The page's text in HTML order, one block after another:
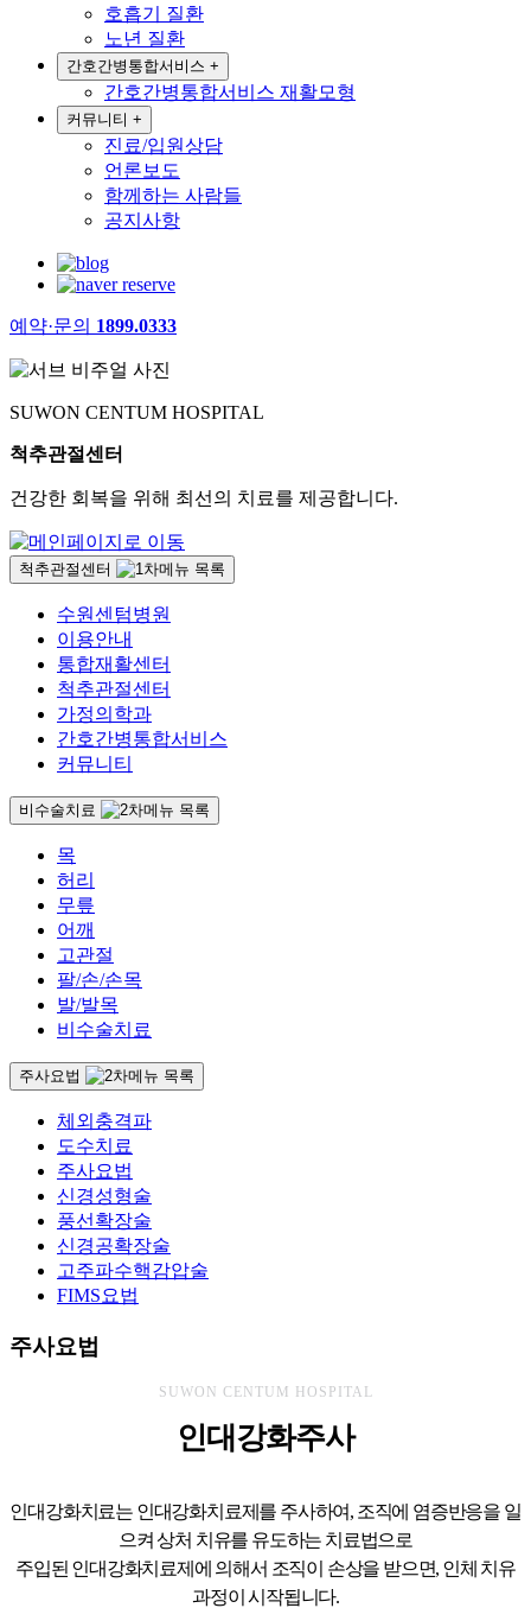
호흡기 질환
노년 질환
간호간병통합서비스 +
간호간병통합서비스 재활모형
커뮤니티 +
진료/입원상담
언론보도
함께하는 사람들
공지사항
예약·문의 1899.0333
SUWON CENTUM HOSPITAL
척추관절센터
건강한 회복을 위해 최선의 치료를 제공합니다.
척추관절센터
수원센텀병원
이용안내
통합재활센터
척추관절센터
가정의학과
간호간병통합서비스
커뮤니티
비수술치료
목
허리
무릎
어깨
고관절
팔/손/손목
발/발목
비수술치료
주사요법
체외충격파
도수치료
주사요법
신경성형술
풍선확장술
신경공확장술
고주파수핵감압술
FIMS요법
주사요법
SUWON CENTUM HOSPITAL
인대강화주사
인대강화치료는 인대강화치료제를 주사하여, 조직에 염증반응을 일
으켜 상처 치유를 유도하는 치료법으로
주입된 인대강화치료제에 의해서 조직이 손상을 받으면, 인체 치유
과정이 시작됩니다.